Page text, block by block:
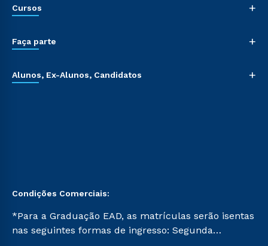
Cursos +
Faça parte +
Alunos, Ex-Alunos, Candidatos +
Condições Comerciais:
*Para a Graduação EAD, as matrículas serão isentas
nas seguintes formas de ingresso: Segunda